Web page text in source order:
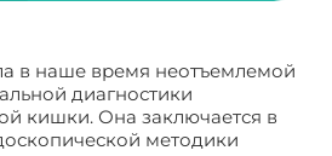
в наше время неотъемлемой
диагностики
кишки. Она заключается в
методики